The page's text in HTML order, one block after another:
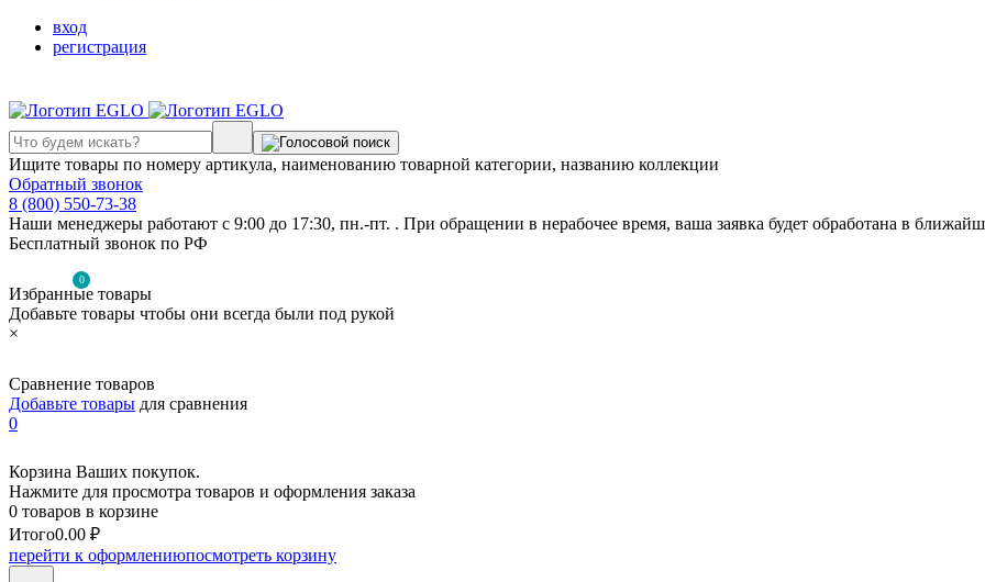
вход
регистрация
Ищите товары по номеру артикула, наименованию товарной категории, названию коллекции
Обратный звонок
8 (800) 550-73-38
Наши менеджеры работают с 9:00 до 17:30, пн.-пт. . При обращении в нерабочее время, ваша заявка будет обработана в
Бесплатный звонок по РФ
0
Избранные товары
Добавьте товары чтобы они всегда были под рукой
×
Сравнение товаров
Добавьте товары для сравнения
0
Корзина Ваших покупок.
Нажмите для просмотра товаров и оформления заказа
0 товаров в корзине
Итого0.00 ₽
перейти к оформлениюпосмотреть корзину